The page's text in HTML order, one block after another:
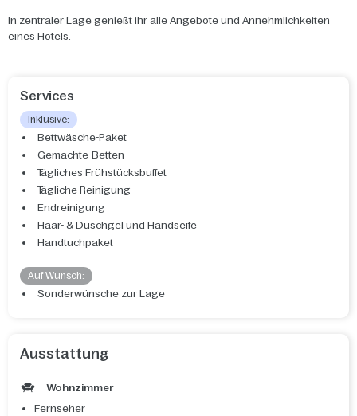
In zentraler Lage genießt ihr alle Angebote und Annehmlichkeiten
eines Hotels.
Services
Inklusive:
Bettwäsche-Paket
Gemachte-Betten
Tägliches Frühstücksbuffet
Tägliche Reinigung
Endreinigung
Haar- & Duschgel und Handseife
Handtuchpaket
Auf Wunsch:
Sonderwünsche zur Lage
Ausstattung
Wohnzimmer
Fernseher